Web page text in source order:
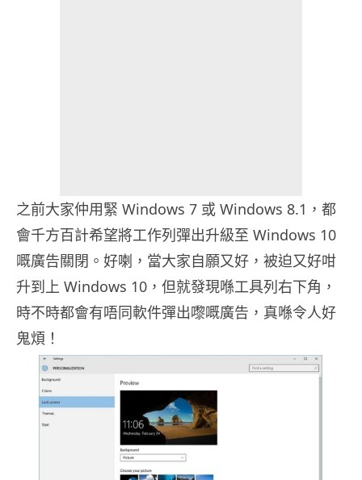
之前大家仲用緊 Windows 7 或 Windows 8.1，都
會千方百計希望將工作列彈出升級至 Windows 10
嘅廣告關閉。好喇，當大家自願又好，被迫又好咁
升到上 Windows 10，但就發現喺工具列右下角，
時不時都會有唔同軟件彈出嚟嘅廣告，真喺令人好
鬼煩！